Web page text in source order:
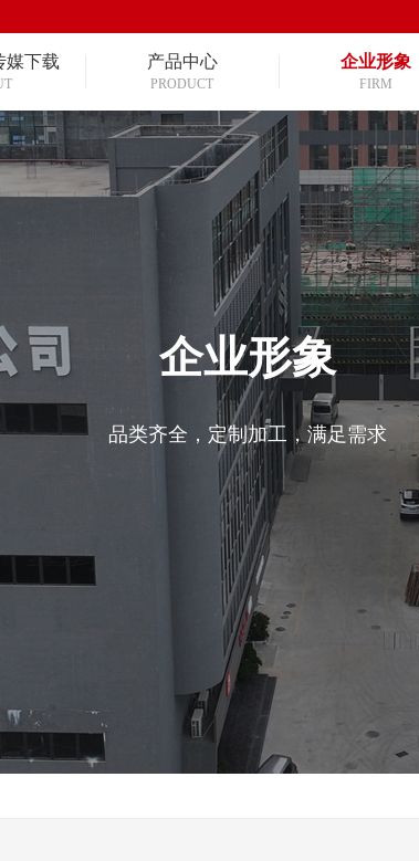
媒下载 产品中心
PRODUCT
企业形象
FIRM
企业形象
品类齐全，定制加工，满足需求